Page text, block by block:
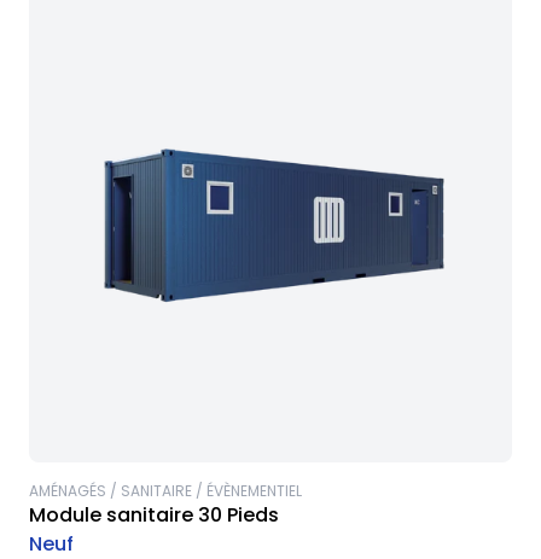
AMÉNAGÉS / SANITAIRE / ÉVÈNEMENTIEL
Module sanitaire 30 Pieds
Neuf